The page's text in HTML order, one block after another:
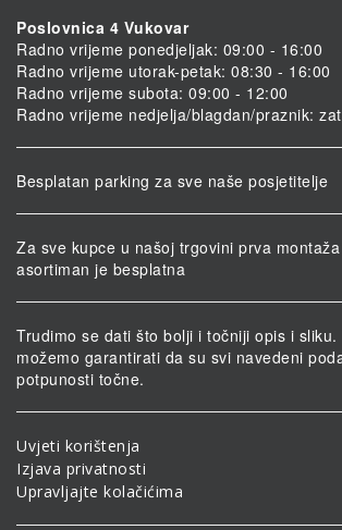
Poslovnica 4 Vukovar
Radno vrijeme ponedjeljak: 09:00 - 16:00
Radno vrijeme utorak-petak: 08:30 - 16:00
Radno vrijeme subota: 09:00 - 12:00
Radno vrijeme nedjelja/blagdan/praznik:
Besplatan parking za sve naše posjetitelje
Za sve kupce u našoj trgovini prva
asortiman je besplatna
Trudimo se dati što bolji i točniji opis i
možemo garantirati da su svi navedeni
potpunosti točne.
Uvjeti korištenja
Izjava privatnosti
Upravljajte kolačićima